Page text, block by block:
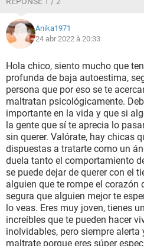
cuerpo. Lo odio, a veces no
repelo. Estoy sólo en esta
es Santiago De Chile, escribo
realmente me siento mal, y sólo.
Anika1971
24 abr 2022 à 20:33
Hola chico, siento mucho que
profunda de baja autoestima,
persona que por eso se te
maltratan psicológicamente.
importante en la vida y que si
la gente que sí te aprecia lo
sin querer. Valórate, hay chicas
dispuestas a tratarte como un
duela tanto el comportamiento
se puede dejar de querer con el
alguien que te rompe el corazón
segura que alguien mejor te
lo veas. Eres muy joven, tienes
increíbles que te pueden hacer
inolvidables, pero siempre alerta
maltrate porque eres súper